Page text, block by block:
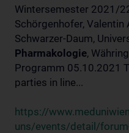
Wintersemester 2021/
Schörgenhofer,
Schwarzer-Daum,
Pharmakologie,
Programm 05.10.2021
parties in line...
https://
uns/events/detail/